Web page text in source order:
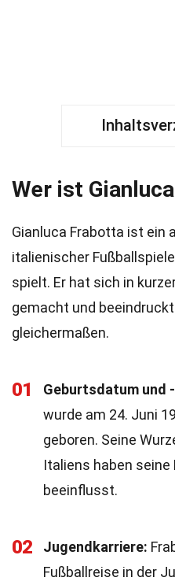
Wer ist
Gianluca Frabotta ist ein
italienischer
spielt. Er hat sich in
gemacht und
gleichermaßen.
01 Geburtsdatum und
wurde am 24. Juni
geboren. Seine
Italiens haben
beeinflusst.
02 Jugendkarriere:
Fußballreise in der